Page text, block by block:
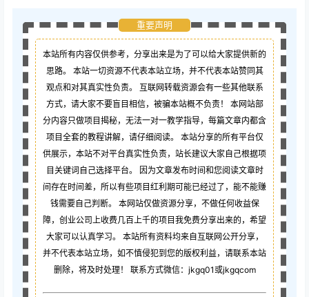
重要声明
本站所有内容仅供参考，分享出来是为了可以给大家提供新的
思路。 本站一切资源不代表本站立场，并不代表本站赞同其
观点和对其真实性负责。 互联网转载资源会有一些其他联系
方式，请大家不要盲目相信，被骗本站概不负责！ 本网站部
分内容只做项目揭秘，无法一对一教学指导，每篇文章内都含
项目全套的教程讲解，请仔细阅读。 本站分享的所有平台仅
供展示，本站不对平台真实性负责，站长建议大家自己根据项
目关键词自己选择平台。 因为文章发布时间和您阅读文章时
间存在时间差，所以有些项目红利期可能已经过了，能不能赚
钱需要自己判断。 本网站仅做资源分享，不做任何收益保
障，创业公司上收费几百上千的项目我免费分享出来的，希望
大家可以认真学习。 本站所有资料均来自互联网公开分享，
并不代表本站立场，如不慎侵犯到您的版权利益，请联系本站
删除，将及时处理！ 联系方式微信：jkgq01或jkgqcom